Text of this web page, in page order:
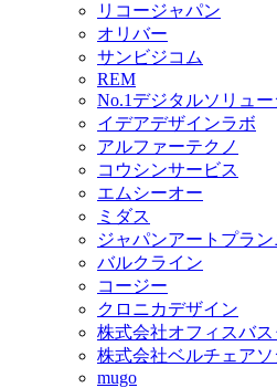
リコージャパン
オリバー
サンビジコム
REM
No.1デジタルソリュ
イデアデザインラボ
アルファーテクノ
コウシンサービス
エムシーオー
ミダス
ジャパンアートプラ
バルクライン
コージー
クロニカデザイン
株式会社オフィスバ
株式会社ベルチェア
mugo